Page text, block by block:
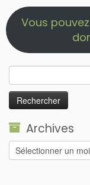
Vous
Archives
Archives